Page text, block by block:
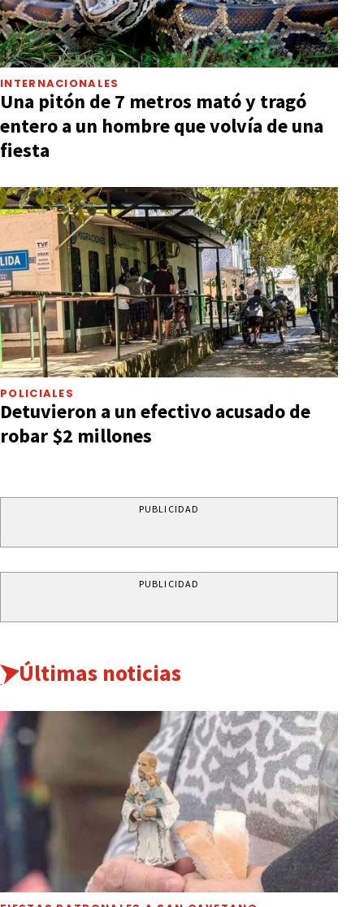
INTERNACIONALES
Una pitón de 7 metros mató y tragó
entero a un hombre que volvía de una
fiesta
POLICIALES
Detuvieron a un efectivo acusado de
robar $2 millones
PUBLICIDAD
PUBLICIDAD
Últimas noticias